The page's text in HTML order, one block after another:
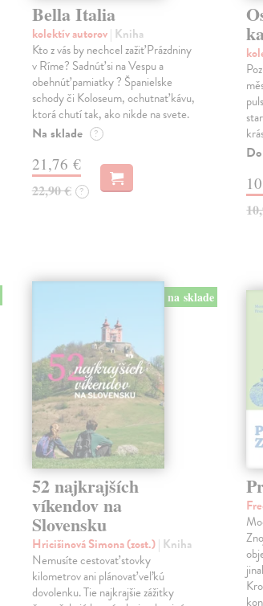
Bella Italia
kolektív autorov| Kniha
Kto z vás by nechcel zažiť Prázdniny
v Ríme? Sadnúť si na Vespu a
obehnúť pamiatky ? Španielske
schody či Koloseum, ochutnať kávu,
ktorá chutí tak, ako nikde na svete.
Na sklade ?
21,76 €
22,90 € ?
na sklade
52 najkrajších
víkendov na
Slovensku
Hricišinová Simona (zost.)| Kniha
Nemusíte cestovať stovky
kilometrov ani plánovať veľkú
dovolenku. Tie najkrajšie zážitky